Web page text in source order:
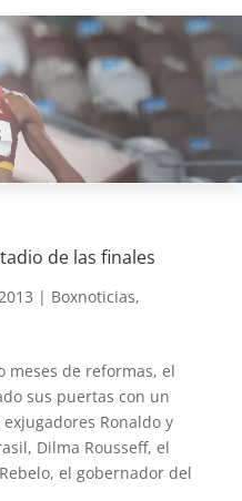
de las finales
| Boxnoticias,
meses de reformas, el
sus puertas con un
Ronaldo y
Dilma Rousseff, el
el gobernador del